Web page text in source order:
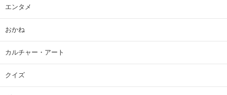
エンタメ
おかね
カルチャー・アート
クイズ